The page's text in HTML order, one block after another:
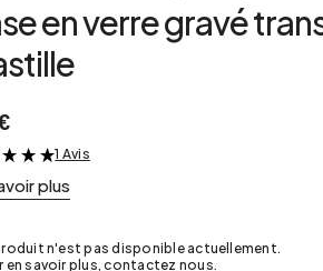
salle de bains
bain
Grenier
Table de fête
en verre gravé
&
1 Avis
plus
n'est pas disponible actuellement.
en savoir plus, contactez nous.